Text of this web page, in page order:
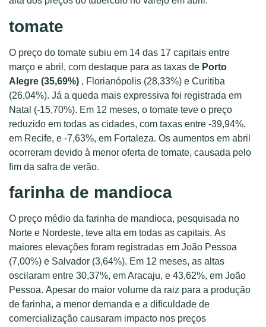
tomate
O preço do tomate subiu em 14 das 17 capitais entre
março e abril, com destaque para as taxas de Porto
Alegre (35,69%) , Florianópolis (28,33%) e Curitiba
(26,04%). Já a queda mais expressiva foi registrada em
Natal (-15,70%). Em 12 meses, o tomate teve o preço
reduzido em todas as cidades, com taxas entre -39,94%,
em Recife, e -7,63%, em Fortaleza. Os aumentos em abril
ocorreram devido à menor oferta de tomate, causada pelo
fim da safra de verão.
farinha de mandioca
O preço médio da farinha de mandioca, pesquisada no
Norte e Nordeste, teve alta em todas as capitais. As
maiores elevações foram registradas em João Pessoa
(7,00%) e Salvador (3,64%). Em 12 meses, as altas
oscilaram entre 30,37%, em Aracaju, e 43,62%, em João
Pessoa. Apesar do maior volume da raiz para a produção
de farinha, a menor demanda e a dificuldade de
comercialização causaram impacto nos preços